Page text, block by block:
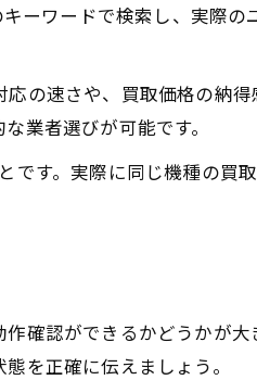
ーワードで検索し、実際の
の速さや、買取価格の納
業者選びが可能です。
です。実際に同じ機種の買
確認ができるかどうかが大
を正確に伝えましょう。